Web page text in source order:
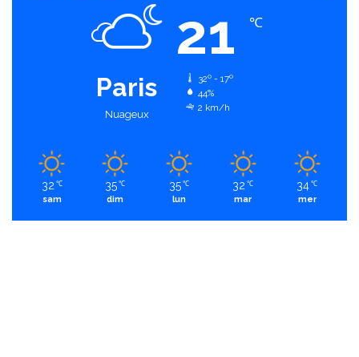
Paris
Nuageux
21 ℃
32º - 17º
44%
2 km/h
32 ℃
sam
35 ℃
dim
35 ℃
lun
32 ℃
mar
34 ℃
mer